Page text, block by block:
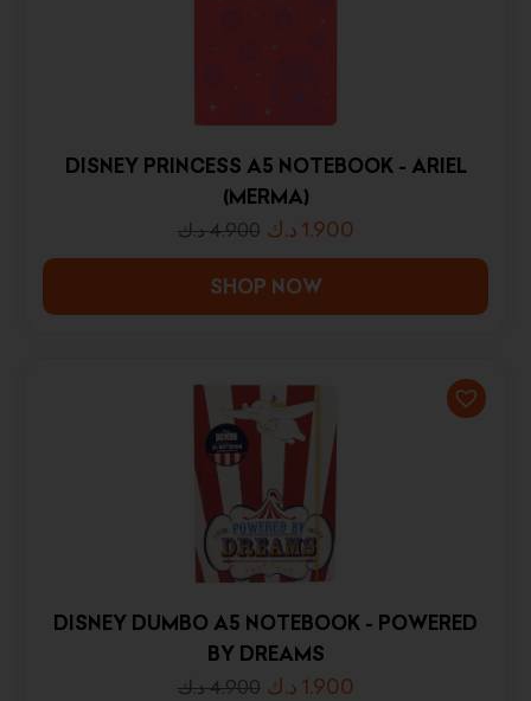
DISNEY PRINCESS A5 NOTEBOOK - ARIEL
(MERMA)
4.900 د.ك 1.900 د.ك
SHOP NOW
DISNEY DUMBO A5 NOTEBOOK - POWERED
BY DREAMS
4.900 د.ك 1.900 د.ك